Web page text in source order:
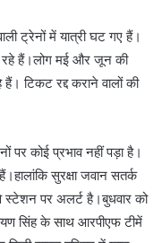
ट्रेनों में यात्री घट गए हैं।
रहे हैं।लोग मई और जून की
टिकट रद्द कराने वालों की
पर कोई प्रभाव नहीं पड़ा है।
सुरक्षा जवान सतर्क
पर अलर्ट है।बुधवार को
सिंह के साथ आरपीएफ टीमें